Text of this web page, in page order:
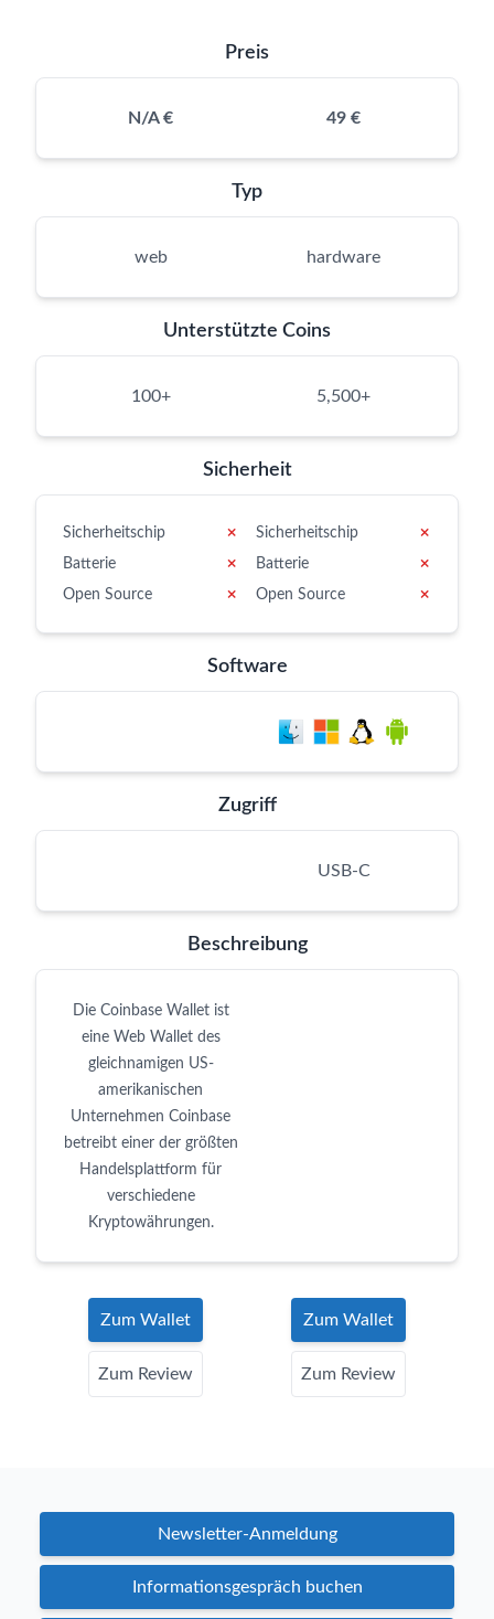
Preis
N/A € 49 €
Typ
web hardware
Unterstützte Coins
100+ 5,500+
Sicherheit
Sicherheitschip
✗
Batterie
✗
Open Source
✗
Sicherheitschip
✗
Batterie
✗
Open Source
✗
Software
Zugriff
USB-C
Beschreibung
Die Coinbase Wallet ist
eine Web Wallet des
gleichnamigen US-
amerikanischen
Unternehmen Coinbase
betreibt einer der größten
Handelsplattform für
verschiedene
Kryptowährungen.
Zum Wallet
Zum Review
Zum Wallet
Zum Review
Newsletter-Anmeldung
Informationsgespräch buchen